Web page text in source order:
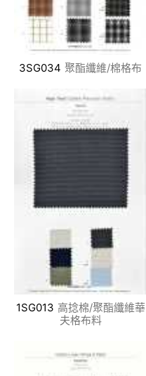
3SG034 聚酯纖維/棉格布
1SG013 高捻棉/聚酯纖維華
夫格布料